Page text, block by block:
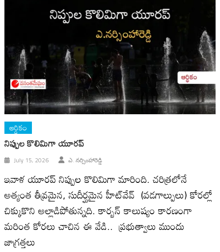
ఆర్ధికం
నిప్పుల కొలిమిగా యూరప్
July 15, 2026 ఎ. నర్సింహారెడ్డి
ఇవాళ యూరప్ నిప్పుల కొలిమిగా మారింది. చరిత్రలోనే
అత్యంత తీవ్రమైన, సుదీర్ఘమైన హీట్‌వేవ్ (వడగాల్పులు) కోరల్లో
చిక్కుకొని అల్లాడిపోతున్నది. కార్బన్ కాలుష్యం కారణంగా
మరింత కోరలు చాచిన ఈ వేడి.. ప్రభుత్వాలు ముందు
జాగ్రత్తలు